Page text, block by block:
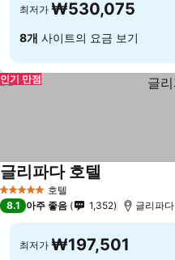
최저가 ₩530,075
8개 사이트의 요금 보기
인기 만점
5 성급 호텔
글리파다 호텔
8.1 아주 좋음 1,352 글리파다
최저가 ₩197,501